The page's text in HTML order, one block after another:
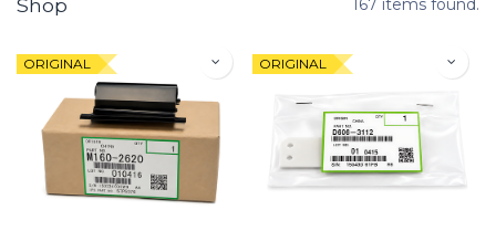
Shop 167 items found.
ORIGINAL ORIGINAL